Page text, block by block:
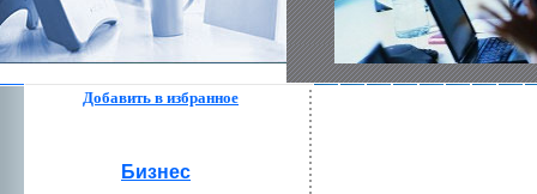
Добавить в избраннoе
Бизнeс